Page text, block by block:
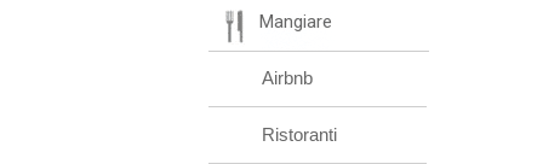
Mangiare
Airbnb
Ristoranti